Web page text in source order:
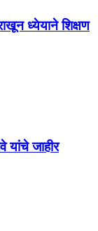
ध्येयाने शिक्षण
यांचे जाहीर